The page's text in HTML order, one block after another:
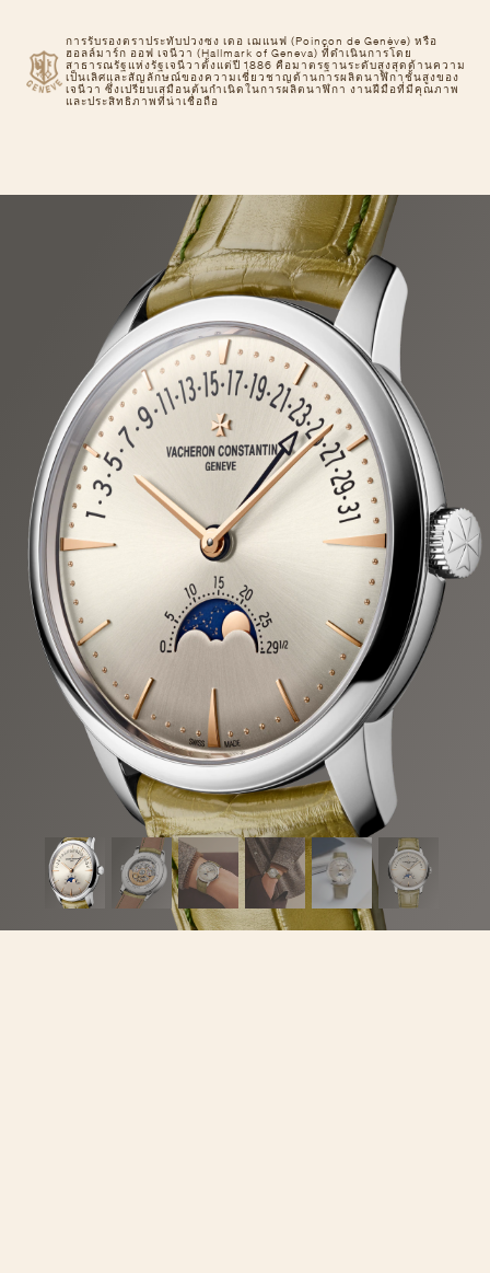
การรับรองตราประทับปวงซง เดอ เฌแนฟ (Poinçon de Genève) หรือ
ฮอลล์มาร์ก ออฟ เจนีวา (Hallmark of Geneva) ที่ดำเนินการโดย
สาธารณรัฐแห่งรัฐเจนีวาตั้งแต่ปี 1886 คือมาตรฐานระดับสูงสุดด้านความ
เป็นเลิศและสัญลักษณ์ของความเชี่ยวชาญด้านการผลิตนาฬิกาชั้นสูงของ
เจนีวา ซึ่งเปรียบเสมือนต้นกำเนิดในการผลิตนาฬิกา งานฝีมือที่มีคุณภาพ
และประสิทธิภาพที่น่าเชื่อถือ